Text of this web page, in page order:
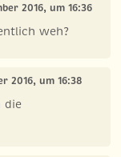
2016, um 16:36
weh?
2016, um 16:38
die